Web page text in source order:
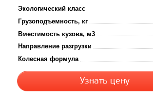
САМОСВАЛ КАМАЗ-6522